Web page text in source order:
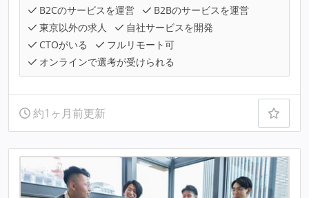
B2Cのサービスを運営
B2Bのサービスを運営
東京以外の求人
自社サービスを開発
CTOがいる
フルリモート可
オンラインで選考が受けられる
約1ヶ月前更新